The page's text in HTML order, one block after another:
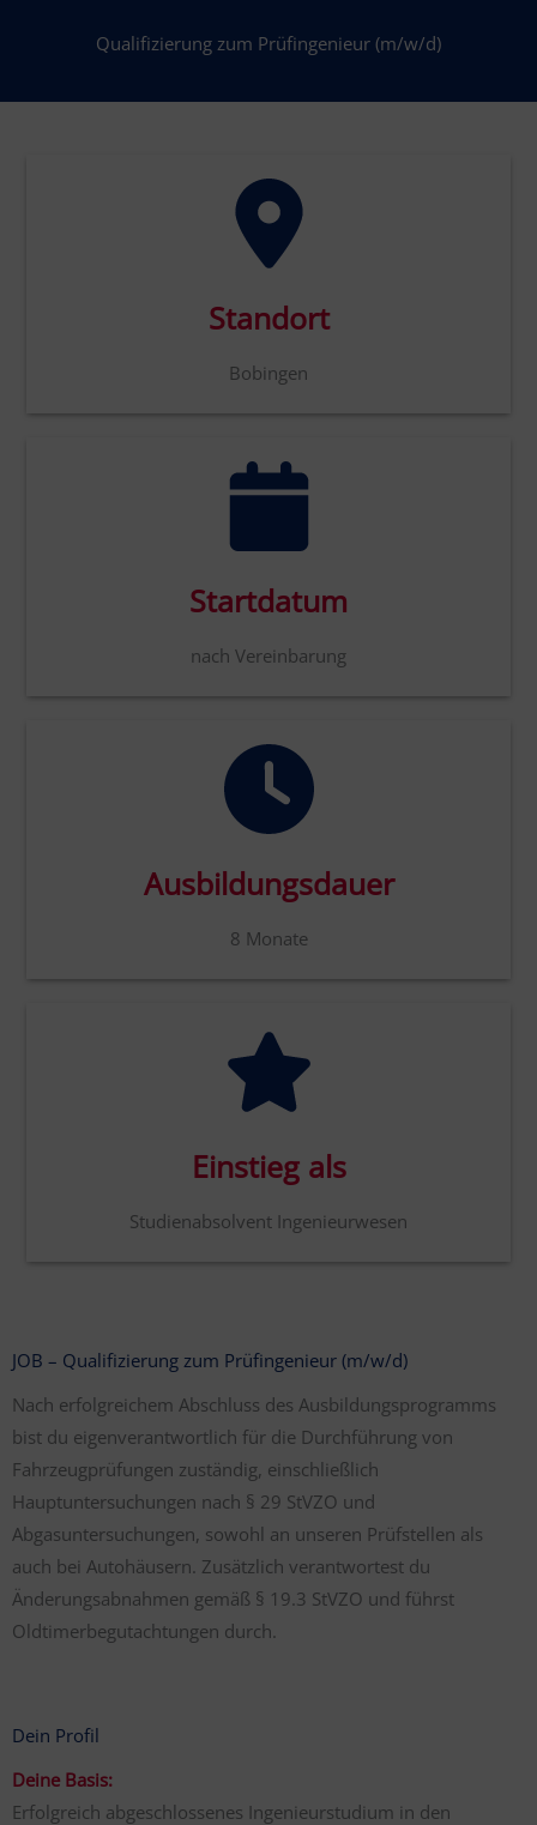
Qualifizierung zum Prüfingenieur (m/w/d)
Standort
Bobingen
Startdatum
nach Vereinbarung
Ausbildungsdauer
8 Monate
Einstieg als
Studienabsolvent Ingenieurwesen
JOB – Qualifizierung zum Prüfingenieur (m/w/d)
Nach erfolgreichem Abschluss des Ausbildungsprogramms
bist du eigenverantwortlich für die Durchführung von
Fahrzeugprüfungen zuständig, einschließlich
Hauptuntersuchungen nach § 29 StVZO und
Abgasuntersuchungen, sowohl an unseren Prüfstellen als
auch bei Autohäusern. Zusätzlich verantwortest du
Änderungsabnahmen gemäß § 19.3 StVZO und führst
Oldtimerbegutachtungen durch.
Dein Profil
Deine Basis:
Erfolgreich abgeschlossenes Ingenieurstudium in den